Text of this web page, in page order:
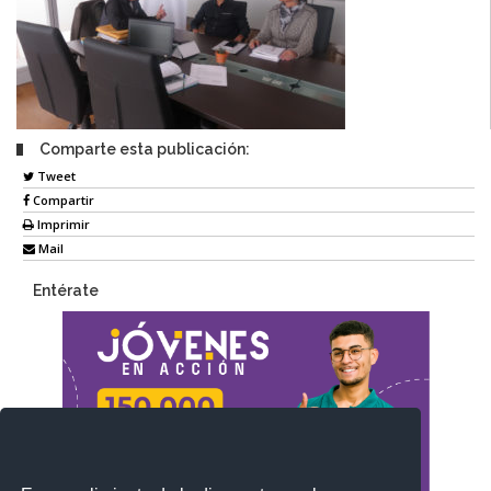
Comparte esta publicación:
Tweet
Compartir
Imprimir
Mail
Entérate